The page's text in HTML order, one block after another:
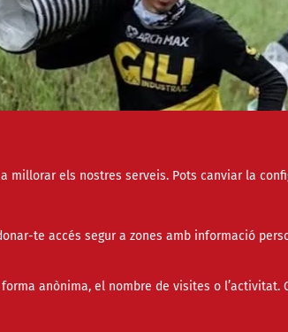
millorar els nostres serveis. Pots canviar la
te accés segur a zones amb informació
anònima, el nombre de visites o